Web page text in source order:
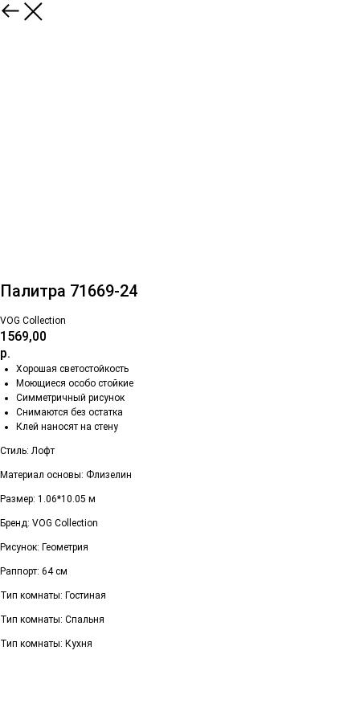
Палитра 71669-24
VOG Collection
1569,00
р.
Хорошая светостойкость
Моющиеся особо стойкие
Симметричный рисунок
Снимаются без остатка
Клей наносят на стену
Стиль: Лофт
Материал основы: Флизелин
Размер: 1.06*10.05 м
Бренд: VOG Collection
Рисунок: Геометрия
Раппорт: 64 см
Тип комнаты: Гостиная
Тип комнаты: Спальня
Тип комнаты: Кухня